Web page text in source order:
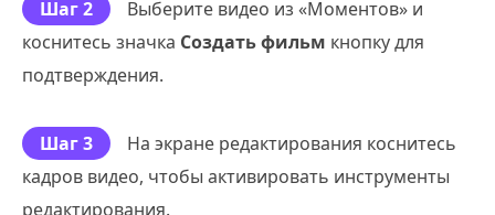
Шаг 2
Выберите видео из «Моментов» и
коснитесь значка Создать фильм кнопку для
подтверждения.
Шаг 3
На экране редактирования коснитесь
кадров видео, чтобы активировать инструменты
редактирования.